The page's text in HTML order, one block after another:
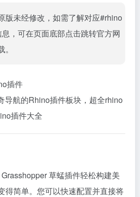
版未经修改，如需了解对应#rhino
，可在页面底部点击跳转官方网
插件
导航的Rhino插件板块，超全rhino
插件大全
草蜢插件轻松构建美
得简单。您可以快速配置并直接将